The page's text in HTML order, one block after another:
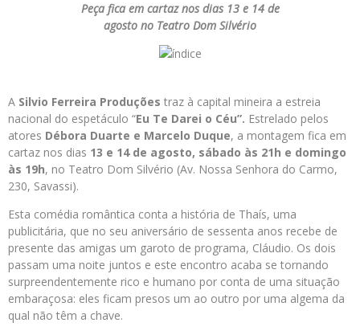
Peça fica em cartaz nos dias 13 e 14 de
agosto no Teatro Dom Silvério
A Silvio Ferreira Produções traz à capital mineira a estreia
nacional do espetáculo “Eu Te Darei o Céu”. Estrelado pelos
atores Débora Duarte e Marcelo Duque, a montagem fica em
cartaz nos dias 13 e 14 de agosto, sábado às 21h e domingo
às 19h, no Teatro Dom Silvério (Av. Nossa Senhora do Carmo,
230, Savassi).
Esta comédia romântica conta a história de Thaís, uma
publicitária, que no seu aniversário de sessenta anos recebe de
presente das amigas um garoto de programa, Cláudio. Os dois
passam uma noite juntos e este encontro acaba se tornando
surpreendentemente rico e humano por conta de uma situação
embaraçosa: eles ficam presos um ao outro por uma algema da
qual não têm a chave.